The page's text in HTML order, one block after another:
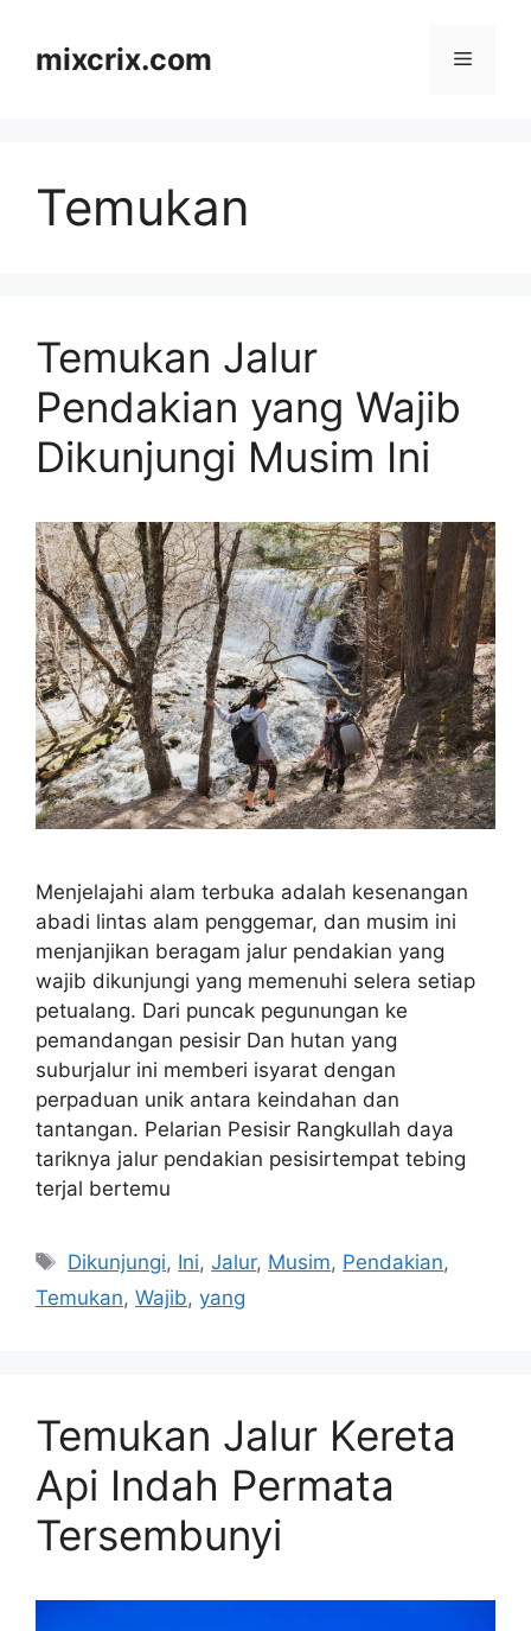
contentmixcrix.com Menu
Temukan
Temukan Jalur
Pendakian yang Wajib
Dikunjungi Musim Ini
Menjelajahi alam terbuka adalah kesenangan
abadi lintas alam penggemar, dan musim ini
menjanjikan beragam jalur pendakian yang
wajib dikunjungi yang memenuhi selera setiap
petualang. Dari puncak pegunungan ke
pemandangan pesisir Dan hutan yang
suburjalur ini memberi isyarat dengan
perpaduan unik antara keindahan dan
tantangan. Pelarian Pesisir Rangkullah daya
tariknya jalur pendakian pesisirtempat tebing
terjal bertemu
Tags
Dikunjungi, Ini,Jalur, Musim, Pendakian,
Temukan, Wajib, yang
Temukan Jalur Kereta
Api Indah Permata
Tersembunyi